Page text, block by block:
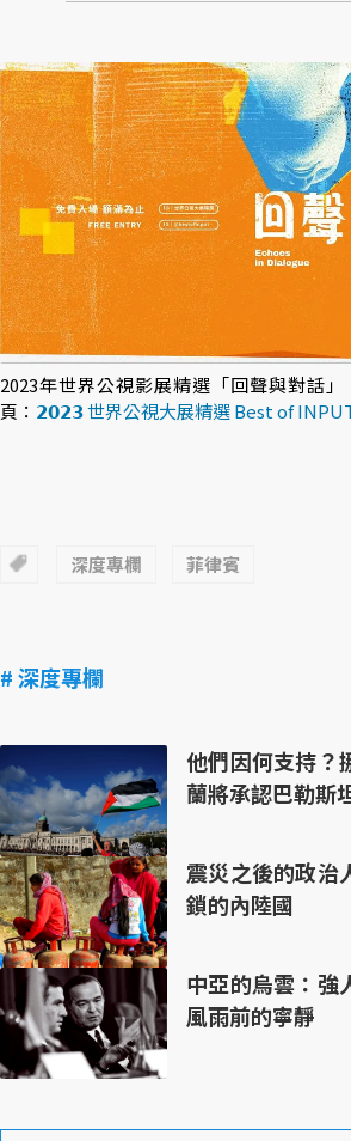
2023年世界公視影展精選「回聲與對話
頁： 𝟮𝟬𝟮𝟯 世界公視大展精選 Best of
深度專欄 菲律賓
# 深度專欄
他們因何支持？
蘭將承認巴勒斯
震災之後的政治
鎖的內陸國
中亞的烏雲：強
風雨前的寧靜